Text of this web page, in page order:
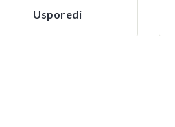
Usporedi